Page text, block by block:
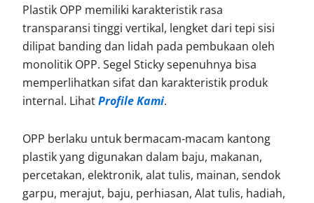
Plastik OPP memiliki karakteristik rasa
transparansi tinggi vertikal, lengket dari tepi sisi
dilipat banding dan lidah pada pembukaan oleh
monolitik OPP. Segel Sticky sepenuhnya bisa
memperlihatkan sifat dan karakteristik produk
internal. LihatProfile Kami.
OPP berlaku untuk bermacam-macam kantong
plastik yang digunakan dalam baju, makanan,
percetakan, elektronik, alat tulis, mainan, sendok
garpu, merajut, baju, perhiasan, Alat tulis, hadiah,